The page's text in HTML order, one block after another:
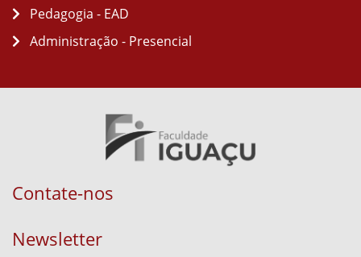
Pedagogia - EAD
Administração - Presencial
Contate-nos
Newsletter